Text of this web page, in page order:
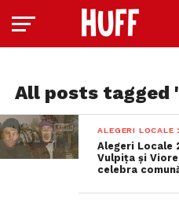
All posts tagged
ALEGERI LOCALE
Alegeri Locale
Vulpița și
celebra